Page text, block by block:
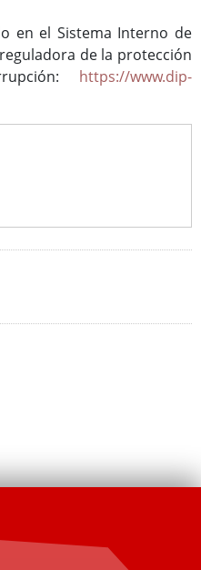
en el Sistema Interno de
de la protección
https://www.dip-